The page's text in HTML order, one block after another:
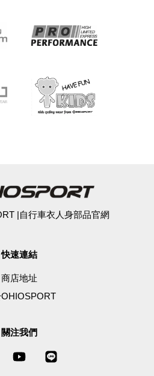
|自行車衣人身部品官網
快速連結
商店地址
關注我們
Facebook YouTube